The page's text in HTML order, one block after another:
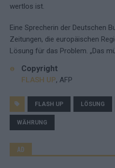
wertlos ist.
Eine Sprecherin der Deutschen
Zeitungen, die europäischen
Lösung für das Problem. „Das
Copyright
FLASH UP, AFP
FLASH UP LÖSUNG
WÄHRUNG
AD